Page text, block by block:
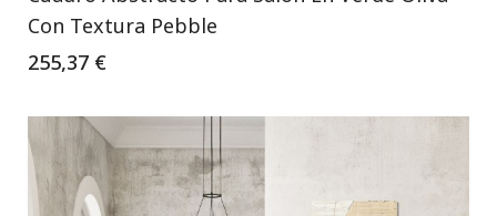
Con Textura Pebble
255,37 €